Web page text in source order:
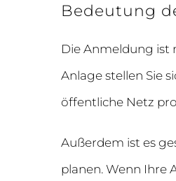
Bedeutung
Die Anmeldung ist
Anlage stellen Sie
öffentliche Netz
Außerdem ist es
planen. Wenn Ihre